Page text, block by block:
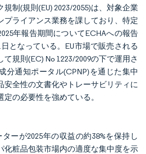
制(規則(EU) 2023/2055)は、対象企業
プライアンス業務を課しており、特定
年報告期間についてECHAへの報告
となっている。EU市場で販売される
規則(EC) No 1223/2009の下で運用さ
分通知ポータル(CPNP)を通じた集中
安全性の文書化やトレーサビリティに
の必要性を強めている。
ーが2025年の収益の約38%を保持し
化粧品包装市場内の適度な集中度を示